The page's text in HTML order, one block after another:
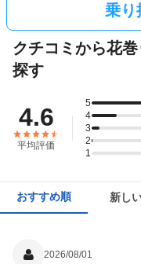
乗り
クチコミから花
探す
4.6
平均評価
5
4
3
2
1
おすすめ順 新し
2026/08/01